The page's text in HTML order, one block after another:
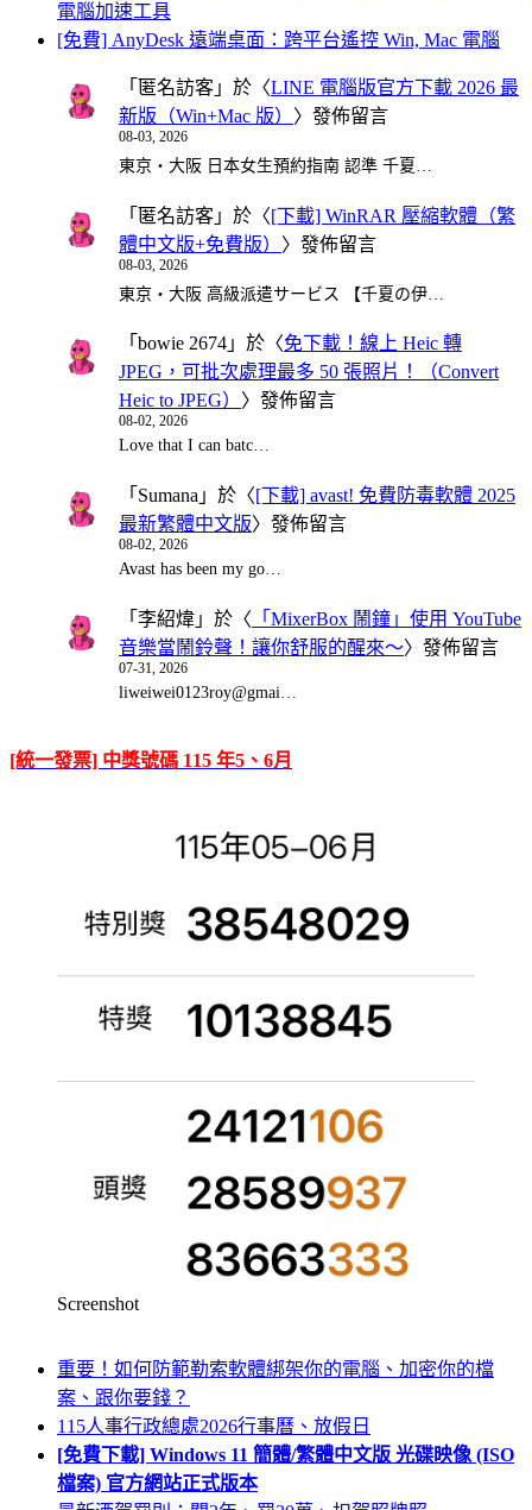
電腦加速工具
[免費] AnyDesk 遠端桌面：跨平台遙控 Win, Mac 電腦
「 匿名訪客 」於〈LINE 電腦版官方下載 2026 最
新版（Win+Mac 版） 〉發佈留言
08-03, 2026
東京・大阪 日本女生預約指南 認準 千夏…
「 匿名訪客 」於〈[下載] WinRAR 壓縮軟體（繁
體中文版+免費版） 〉發佈留言
08-03, 2026
東京・大阪 高級派遣サービス 【千夏の伊…
「 bowie 2674 」於〈免下載！線上 Heic 轉
JPEG，可批次處理最多 50 張照片！（Convert
Heic to JPEG） 〉發佈留言
08-02, 2026
Love that I can batc…
「 Sumana 」於〈[下載] avast! 免費防毒軟體 2025
最新繁體中文版〉發佈留言
08-02, 2026
Avast has been my go…
「 李紹煒 」於〈 「MixerBox 鬧鐘」使用 YouTube
音樂當鬧鈴聲！讓你舒服的醒來～〉發佈留言
07-31, 2026
liweiwei0123roy@gmai…
[統一發票] 中獎號碼 115 年5、6月
Screenshot
重要！如何防範勒索軟體綁架你的電腦、加密你的檔
案、跟你要錢？
115人事行政總處2026行事曆、放假日
[免費下載] Windows 11 簡體/繁體中文版 光碟映像 (ISO
檔案) 官方網站正式版本